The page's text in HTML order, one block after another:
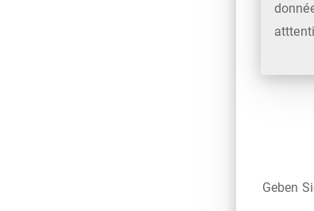
Geben